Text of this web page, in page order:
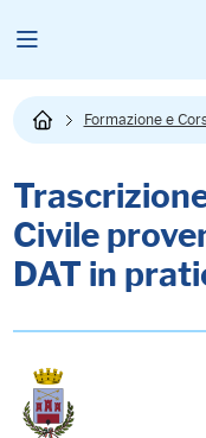
Formazione e
Civile
DAT in